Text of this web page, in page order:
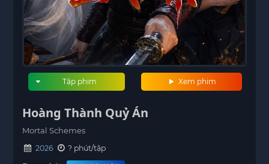
Xem phim
Tập phim
Hoàng Thành Quỷ Án
Mortal Schemes
2026
? phút/tập